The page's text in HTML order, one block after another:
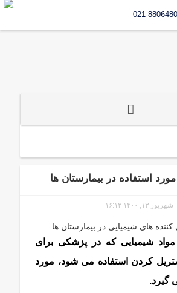
استفاده در بیمارستان ها
شهریور ۱۳, ۱۴۰۰ ۱۶:۱۲
مواد شیمیایی که در پزشکی برای
کردن استفاده می شود، مورد
گیرد.